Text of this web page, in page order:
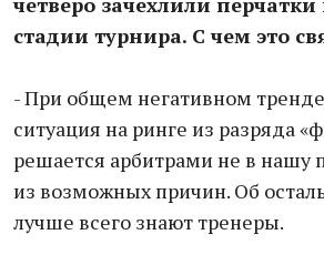
стадии турнира. С чем это
- При общем негативном
ситуация на ринге из разряда
решается арбитрами не в нашу
из возможных причин. Об
лучше всего знают тренеры.